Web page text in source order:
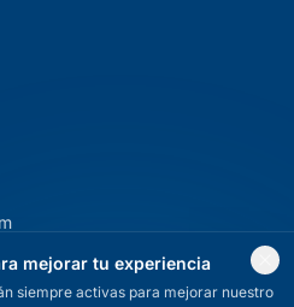
mejorar tu experiencia
siempre activas para mejorar nuestro